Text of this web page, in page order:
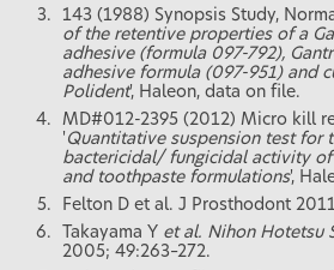
143 (1988) Synopsis Study,
of the retentive properties of a
adhesive (formula 097-792),
adhesive formula (097-951) and
Polident', Haleon, data on file.
MD#012-2395 (2012) Micro kill
' Quantitative suspension test for
bactericidal/ fungicidal activity of
and toothpaste formulations',
Felton D et al. J Prosthodont
Takayama Y et al. Nihon Hotetsu
2005; 49:263–272.